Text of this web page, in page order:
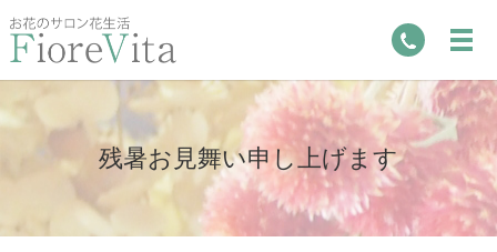
残暑お見舞い申し上げます